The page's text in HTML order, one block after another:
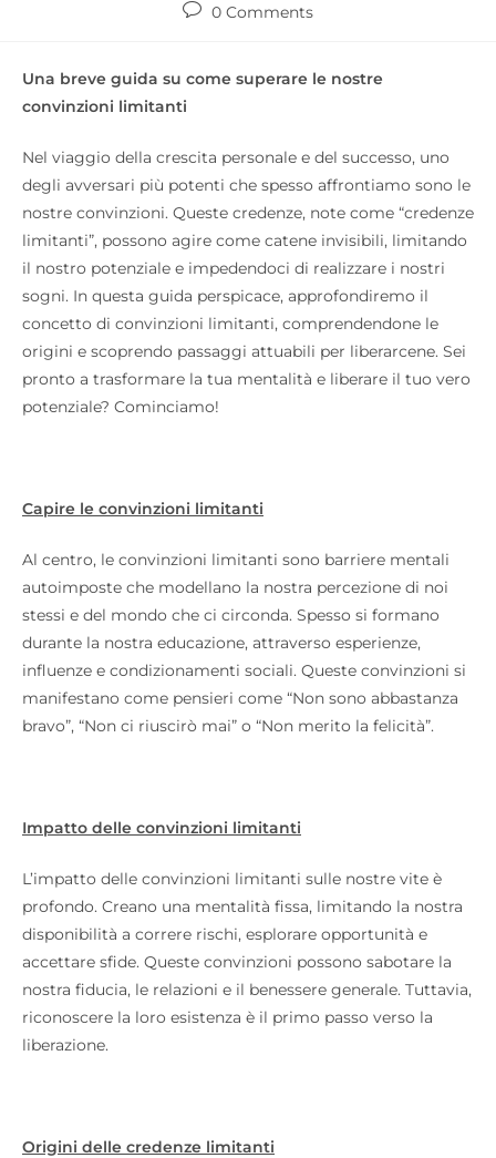
0 Comments
Una breve guida su come superare le nostre
convinzioni limitanti
Nel viaggio della crescita personale e del successo, uno
degli avversari più potenti che spesso affrontiamo sono le
nostre convinzioni. Queste credenze, note come “credenze
limitanti”, possono agire come catene invisibili, limitando
il nostro potenziale e impedendoci di realizzare i nostri
sogni. In questa guida perspicace, approfondiremo il
concetto di convinzioni limitanti, comprendendone le
origini e scoprendo passaggi attuabili per liberarcene. Sei
pronto a trasformare la tua mentalità e liberare il tuo vero
potenziale? Cominciamo!
Capire le convinzioni limitanti
Al centro, le convinzioni limitanti sono barriere mentali
autoimposte che modellano la nostra percezione di noi
stessi e del mondo che ci circonda. Spesso si formano
durante la nostra educazione, attraverso esperienze,
influenze e condizionamenti sociali. Queste convinzioni si
manifestano come pensieri come “Non sono abbastanza
bravo”, “Non ci riuscirò mai” o “Non merito la felicità”.
Impatto delle convinzioni limitanti
L’impatto delle convinzioni limitanti sulle nostre vite è
profondo. Creano una mentalità fissa, limitando la nostra
disponibilità a correre rischi, esplorare opportunità e
accettare sfide. Queste convinzioni possono sabotare la
nostra fiducia, le relazioni e il benessere generale. Tuttavia,
riconoscere la loro esistenza è il primo passo verso la
liberazione.
Origini delle credenze limitanti